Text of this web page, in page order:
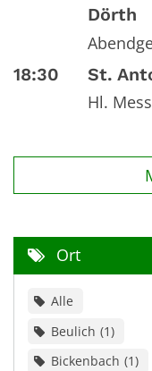
Dörth
18:30 St.
Hl.
Ort
Alle
Beulich 1
Bickenbach 1